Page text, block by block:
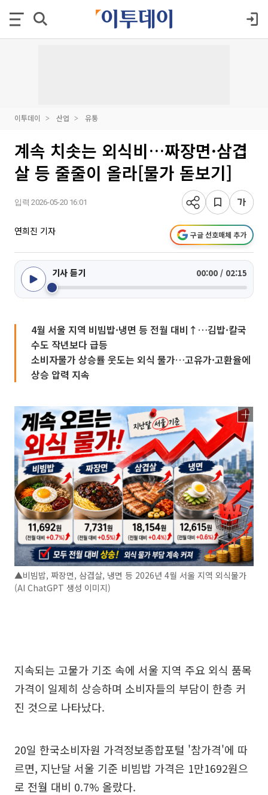
이투데이 산업 유통
계속 치솟는 외식비…짜장면·삼겹
살 등 줄줄이 올라[물가 돋보기]
입력 2026-05-20 16:01
연희진 기자 구글 선호매체 추가
기사 듣기 00:00 / 02:15
4월 서울 지역 비빔밥·냉면 등 전월 대비↑…김밥·칼국
수도 작년보다 급등
소비자물가 상승률 웃도는 외식 물가…고유가·고환율에
상승 압력 지속
▲비빔밥, 짜장면, 삼겹살, 냉면 등 2026년 4월 서울 지역 외식물가
(AI ChatGPT 생성 이미지)
지속되는 고물가 기조 속에 서울 지역 주요 외식 품목
가격이 일제히 상승하며 소비자들의 부담이 한층 커
진 것으로 나타났다.
20일 한국소비자원 가격정보종합포털 '참가격'에 따
르면, 지난달 서울 기준 비빔밥 가격은 1만1692원으
로 전월 대비 0.7% 올랐다.